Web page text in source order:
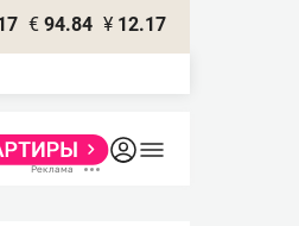
€ 94.84 ¥ 12.17